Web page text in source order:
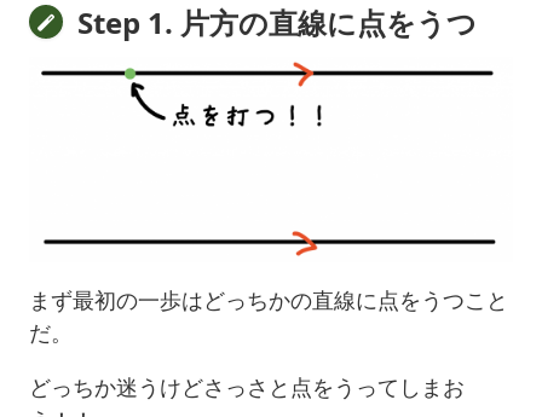
Step 1. 片方の直線に点をうつ
まず最初の一歩はどっちかの直線に点をうつこと
だ。
どっちか迷うけどさっさと点をうってしまお